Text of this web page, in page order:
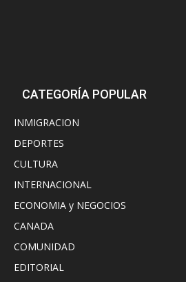
CATEGORÍA POPULAR
INMIGRACION
DEPORTES
CULTURA
INTERNACIONAL
ECONOMIA y NEGOCIOS
CANADA
COMUNIDAD
EDITORIAL